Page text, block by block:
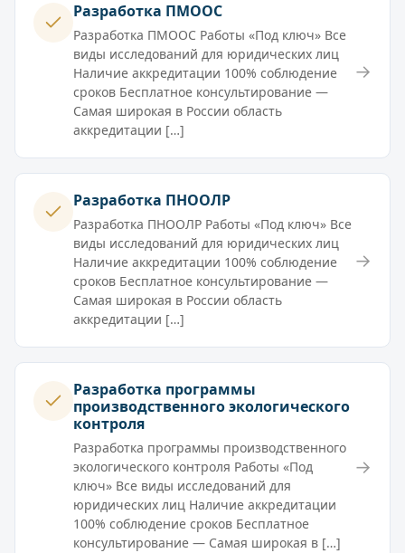
Разработка ПМООС
Разработка ПМООС Работы «Под ключ» Все
виды исследований для юридических лиц
Наличие аккредитации 100% соблюдение
сроков Бесплатное консультирование —
Самая широкая в России область
аккредитации […]
→
Разработка ПНООЛР
Разработка ПНООЛР Работы «Под ключ» Все
виды исследований для юридических лиц
Наличие аккредитации 100% соблюдение
сроков Бесплатное консультирование —
Самая широкая в России область
аккредитации […]
→
Разработка программы
производственного экологического
контроля
Разработка программы производственного
экологического контроля Работы «Под
ключ» Все виды исследований для
юридических лиц Наличие аккредитации
100% соблюдение сроков Бесплатное
консультирование — Самая широкая в […]
→